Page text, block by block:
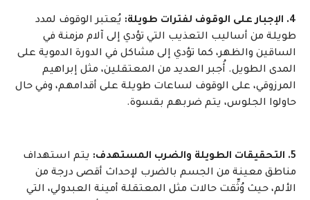
4. الإجبار على الوقوف لفترات طويلة:
يُعتبر الوقوف لمدد
طويلة من أساليب التعذيب التي تؤدي إلى آلام مزمنة في
الساقين والظهر، كما تؤدي إلى مشاكل في الدورة الدموية على
المدى الطويل. أُجبر العديد من المعتقلين، مثل إبراهيم
المرزوقي، على الوقوف لساعات طويلة على أقدامهم، وفي حال
حاولوا الجلوس، يتم ضربهم بقسوة.
5. التحقيقات الطويلة والضرب المستهدف:
يتم استهداف
مناطق معينة من الجسم بالضرب لإحداث أقصى درجة من
الألم، حيث وُثِّقت حالات مثل المعتقلة أمينة العبدولي، التي